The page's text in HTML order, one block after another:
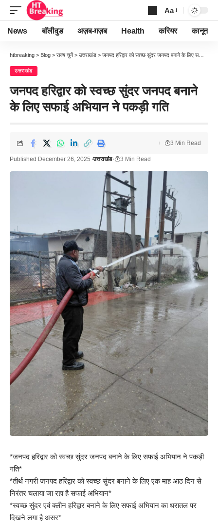
Font
Resizer
Aa
News बॉलीवुड अज़ब-ग़ज़ब Health करियर कानून
htbreaking > Blog > राज्य चुनें > उत्तराखंड > जनपद हरिद्वार को स्वच्छ सुंदर जनपद बनाने के लिए सफाई अभियान ने पकड़ी गति
उत्तराखंड
जनपद हरिद्वार को स्वच्छ सुंदर जनपद बनाने
के लिए सफाई अभियान ने पकड़ी गति
Published December 26, 2025 उत्तराखंड 3 Min Read
3 Min Read
*जनपद हरिद्वार को स्वच्छ सुंदर जनपद बनाने के लिए सफाई अभियान ने पकड़ी
गति*
*तीर्थ नगरी जनपद हरिद्वार को स्वच्छ सुंदर बनाने के लिए एक माह आठ दिन से
निरंतर चलाया जा रहा है सफाई अभियान*
*स्वच्छ सुंदर एवं क्लीन हरिद्वार बनाने के लिए सफाई अभियान का धरातल पर
दिखने लगा है असर*